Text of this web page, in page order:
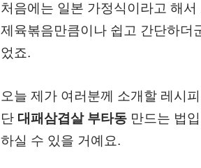
처음에는 일본 가정식이라고 해
제육볶음만큼이나 쉽고 간단하더
었죠.
오늘 제가 여러분께 소개할 레시
단 대패삼겹살 부타동 만드는 법
하실 수 있을 거예요.